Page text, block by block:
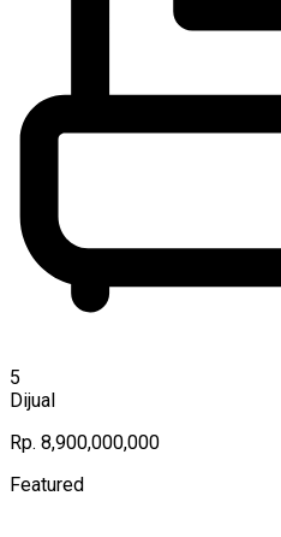
5
Dijual
Rp. 8,900,000,000
Featured